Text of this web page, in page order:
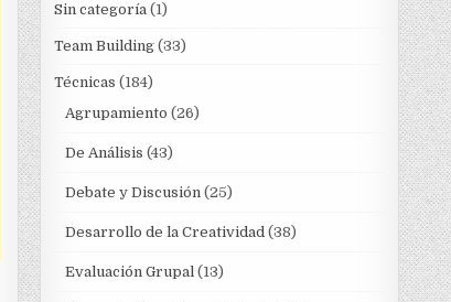
Sin categoría(1)
Team Building(33)
Técnicas (184)
Agrupamiento (26)
De Análisis (43)
Debate y Discusión(25)
Desarrollo de la Creatividad(38)
Evaluación Grupal(13)